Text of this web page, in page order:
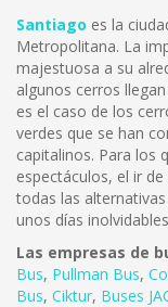
Santiago es la
Metropolitana. La
majestuosa a su
algunos cerros
es el caso de los
verdes que se han
capitalinos. Para los
espectáculos, el ir
todas las
unos días
Las empresas de
Bus, Pullman Bus,
Bus, Ciktur, Buses